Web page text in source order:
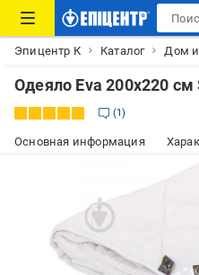
Эпицентр К Каталог Дом и
Одеяло Eva 200x220 см
1
Основная информация